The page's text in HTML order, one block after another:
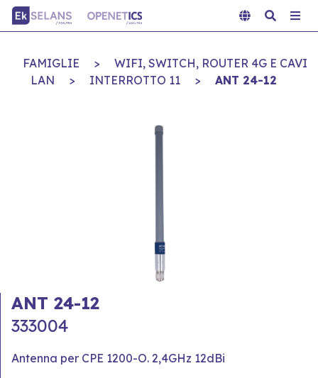
FAMIGLIE >
WIFI, SWITCH, ROUTER 4G E CAVI
LAN
> INTERROTTO 11 > ANT 24-12
ANT 24-12
333004
Antenna per CPE 1200-O. 2,4GHz 12dBi